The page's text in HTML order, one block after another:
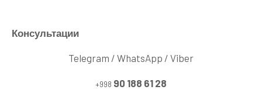
Консультации
Telegram / WhatsApp / Viber
+998 90 188 61 28